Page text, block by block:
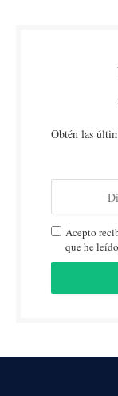
Obtén las
Acepto
que he